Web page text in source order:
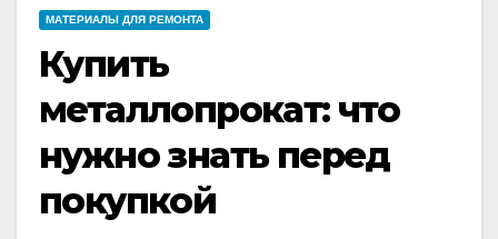
МАТЕРИАЛЫ ДЛЯ РЕМОНТА
Купить
металлопрокат: что
нужно знать перед
покупкой